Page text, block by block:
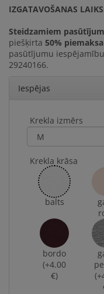
IZGATAVOŠANAS LAIKS
Steidzamiem
piešķirta 50%
pasūtījumu
29240166.
Iespējas
Krekla izmērs
Krekla krāsa
balts
bordo
(+4.00
€)